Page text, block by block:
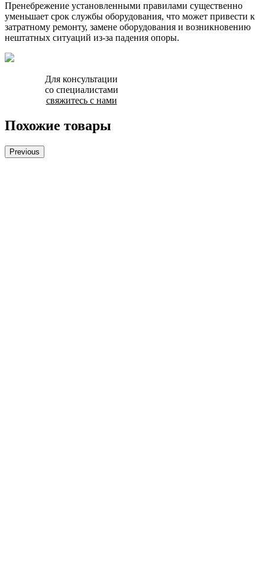
Пренебрежение установленными правилами существенно
уменьшает срок службы оборудования, что может привести к
затратному ремонту, замене оборудования и возникновению
нештатных ситуаций из-за падения опоры.
Для консультации
со специалистами
свяжитесь с нами
Похожие товары
Previous